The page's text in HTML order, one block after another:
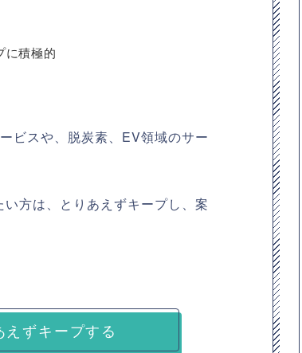
に積極的
ビスや、脱炭素、EV領域のサー
方は、とりあえずキープし、案
えずキープする